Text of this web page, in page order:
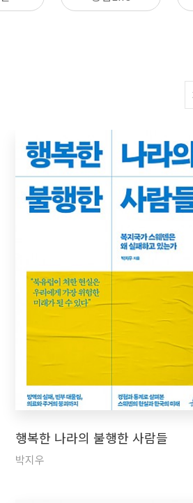
행복한 나라의 불행한 사람들
박지우